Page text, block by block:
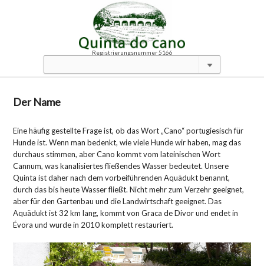
Registrierungsnummer 5166
Der Name
Eine häufig gestellte Frage ist, ob das Wort „Cano“ portugiesisch für
Hunde ist. Wenn man bedenkt, wie viele Hunde wir haben, mag das
durchaus stimmen, aber Cano kommt vom lateinischen Wort
Cannum, was kanalisiertes fließendes Wasser bedeutet. Unsere
Quinta ist daher nach dem vorbeiführenden Aquädukt benannt,
durch das bis heute Wasser fließt. Nicht mehr zum Verzehr geeignet,
aber für den Gartenbau und die Landwirtschaft geeignet. Das
Aquädukt ist 32 km lang, kommt von Graca de Divor und endet in
Évora und wurde in 2010 komplett restauriert.